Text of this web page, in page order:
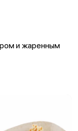
и жаренным